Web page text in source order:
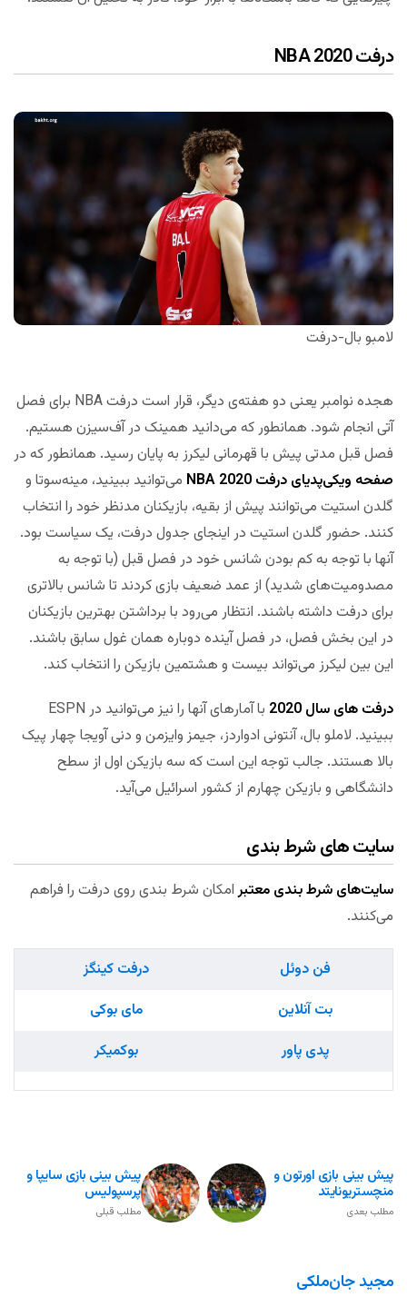
درفت NBA 2020
لامبو بال-درفت
هجده نوامبر یعنی دو هفته‌ی دیگر، قرار است درفت NBA برای فصل
آتی انجام شود. همانطور که می‌دانید همینک در آف‌سیزن هستیم.
فصل قبل مدتی پیش با قهرمانی لیکرز به پایان رسید. همانطور که در
صفحه ویکی‌پدیای درفت 2020 NBA
می‌توانید ببینید، مینه‌سوتا و
گلدن استیت می‌توانند پیش از بقیه، بازیکنان مدنظر خود را انتخاب
کنند. حضور گلدن استیت در اینجای جدول درفت، یک سیاست بود.
آنها با توجه به کم بودن شانس خود در فصل قبل (با توجه به
مصدومیت‌های شدید) از عمد ضعیف بازی کردند تا شانس بالاتری
برای درفت داشته باشند. انتظار می‌رود با برداشتن بهترین بازیکنان
در این بخش فصل، در فصل آینده دوباره همان غول سابق باشند.
این بین لیکرز می‌تواند بیست و هشتمین بازیکن را انتخاب کند.
درفت های سال 2020
با آمارهای آنها را نیز می‌توانید در ESPN
ببینید. لاملو بال، آنتونی ادواردز، جیمز وایزمن و دنی آویجا چهار پیک
بالا هستند. جالب توجه این است که سه بازیکن اول از سطح
دانشگاهی و بازیکن چهارم از کشور اسرائیل می‌آید.
سایت های شرط بندی
سایت‌های شرط بندی معتبرامکان شرط بندی روی درفت را فراهم
می‌کنند.
فن دوئل
درفت کینگز
بت آنلاین
مای بوکی
پدی پاور
بوکمیکر
پیش بینی بازی سایپا و
پرسپولیس
مطلب قبلی
پیش بینی بازی اورتون و
منچستریونایتد
مطلب بعدی
مجید جان‌ملکی